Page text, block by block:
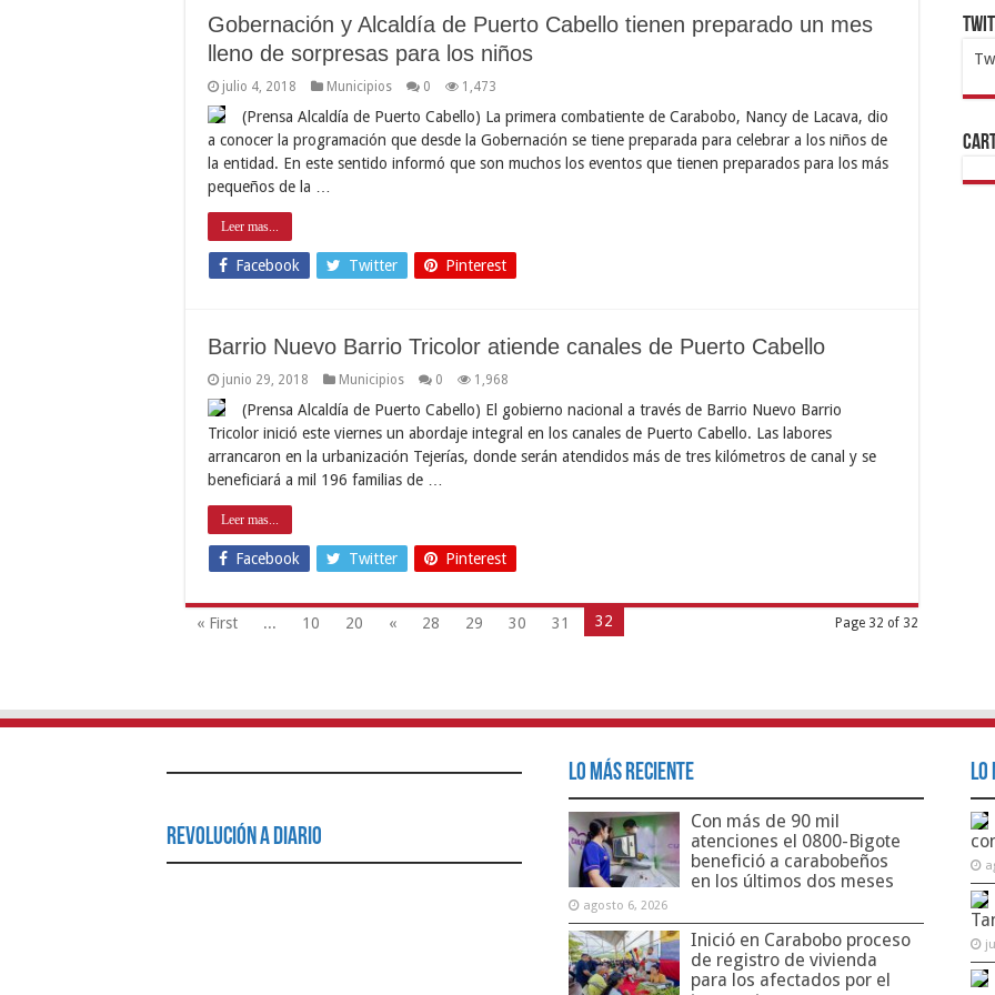
Gobernación y Alcaldía de Puerto Cabello tienen preparado un mes
lleno de sorpresas para los niños
julio 4, 2018 Municipios 0 1,473
(Prensa Alcaldía de Puerto Cabello) La primera combatiente de Carabobo, Nancy de Lacava, dio
a conocer la programación que desde la Gobernación se tiene preparada para celebrar a los niños de
la entidad. En este sentido informó que son muchos los eventos que tienen preparados para los más
pequeños de la …
Leer mas...
Facebook Twitter Pinterest
Barrio Nuevo Barrio Tricolor atiende canales de Puerto Cabello
junio 29, 2018 Municipios 0 1,968
(Prensa Alcaldía de Puerto Cabello) El gobierno nacional a través de Barrio Nuevo Barrio
Tricolor inició este viernes un abordaje integral en los canales de Puerto Cabello. Las labores
arrancaron en la urbanización Tejerías, donde serán atendidos más de tres kilómetros de canal y se
beneficiará a mil 196 familias de …
Leer mas...
Facebook Twitter Pinterest
Page 32 of 32
« First ... 10 20 « 28 29 30 31 32
Revolución a Diario
Lo Más Reciente
Con más de 90 mil
atenciones el 0800-Bigote
benefició a carabobeños
en los últimos dos meses
agosto 6, 2026
Inició en Carabobo proceso
de registro de vivienda
para los afectados por el